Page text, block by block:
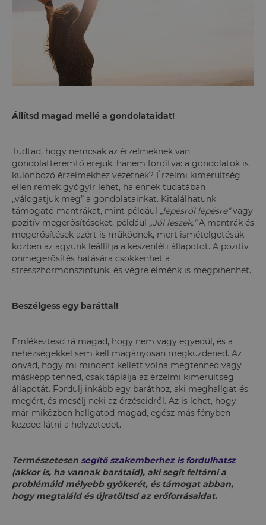
Állítsd magad mellé a gondolataidat!
Tudtad, hogy nemcsak az érzelmeknek van
gondolatteremtő erejük, hanem fordítva: a gondolatok is
különböző érzelmekhez vezetnek? Érzelmi kimerültség
ellen remek gyógyír lehet, ha ennek tudatában
„válogatjuk meg” a gondolatainkat. Kitalálhatunk
támogató mantrákat, mint például „lépésről lépésre”vagy
pozitív megerősítéseket, például „Jól leszek.” A mantrák és
megerősítések azért is működnek, mert ismételgetésük
közben az agyunk leállítja a készenléti állapotot. A pozitív
önmegerősítés hatására csökkenhet a
stresszhormonszintünk, és végre elménk is megpihenhet.
Beszélgess egy baráttal!
Emlékeztesd rá magad, hogy nem vagy egyedül, és a
nehézségekkel sem kell magányosan megküzdened. Az
önvád, hogy mi mindent kellett volna megtenned vagy
másképp tenned, csak táplálja az érzelmi kimerültség
állapotát. Fordulj inkább egy baráthoz, aki meghallgat és
megért, és mesélj neki az érzéseidről. Az is lehet, hogy
már miközben hallgatod magad, egész más fényben
kezded látni a helyzetedet.
Természetesen segítő szakemberhez is fordulhatsz
(akkor is, ha vannak barátaid), aki segít feltárni a
problémáid mélyebb gyökerét, és támogat abban,
hogy megtaláld és újratöltsd az erőforrásaidat.